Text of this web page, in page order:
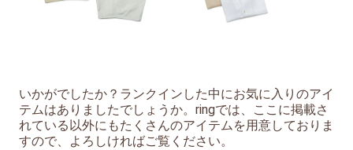
いかがでしたか？ランクインした中にお気に入りのアイ
テムはありましたでしょうか。ringでは、ここに掲載さ
れている以外にもたくさんのアイテムを用意しておりま
すので、よろしければご覧ください。